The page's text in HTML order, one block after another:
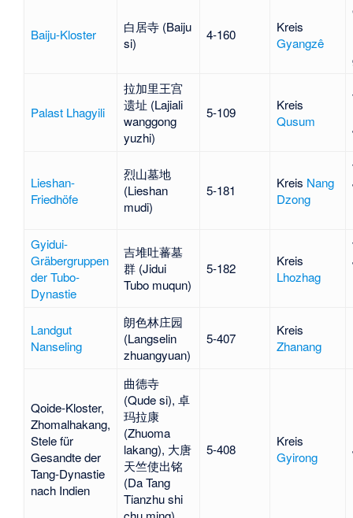
Baiju-Kloster
白居寺 (Baiju
si)
4-160
Kreis
Gyangzê
Palast Lhagyili
拉加里王宫
遗址 (Lajiali
wanggong
yuzhi)
5-109
Kreis
Qusum
Lieshan-
Friedhöfe
烈山墓地
(Lieshan
mudi)
5-181 Kreis Nang
Dzong
Gyidui-
Gräbergruppen
der Tubo-
Dynastie
吉堆吐蕃墓
群 (Jidui
Tubo muqun)
5-182
Kreis
Lhozhag
Landgut
Nanseling
朗色林庄园
(Langselin
zhuangyuan)
5-407
Kreis
Zhanang
Qoide-Kloster,
Zhomalhakang,
Stele für
Gesandte der
Tang-Dynastie
nach Indien
曲德寺
(Qude si), 卓
玛拉康
(Zhuoma
lakang), 大唐
天竺使出铭
(Da Tang
Tianzhu shi
5-408
Kreis
Gyirong